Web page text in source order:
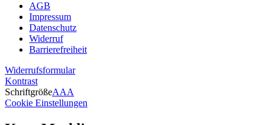
AGB
Impressum
Datenschutz
Widerruf
Barrierefreiheit
Widerrufsformular
Kontrast
SchriftgrößeAAA
Cookie Einstellungen